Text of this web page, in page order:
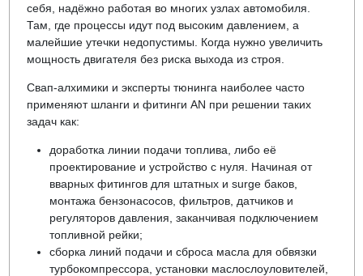
себя, надёжно работая во многих узлах автомобиля.
Там, где процессы идут под высоким давлением, а
малейшие утечки недопустимы. Когда нужно увеличить
мощность двигателя без риска выхода из строя.
Свап-алхимики и эксперты тюнинга наиболее часто
применяют шланги и фитинги AN при решении таких
задач как:
доработка линии подачи топлива, либо её
проектирование и устройство с нуля. Начиная от
вварных фитингов для штатных и surge баков,
монтажа бензонасосов, фильтров, датчиков и
регуляторов давления, заканчивая подключением
топливной рейки;
сборка линий подачи и сброса масла для обвязки
турбокомпрессора, установки маслослоуловителей,